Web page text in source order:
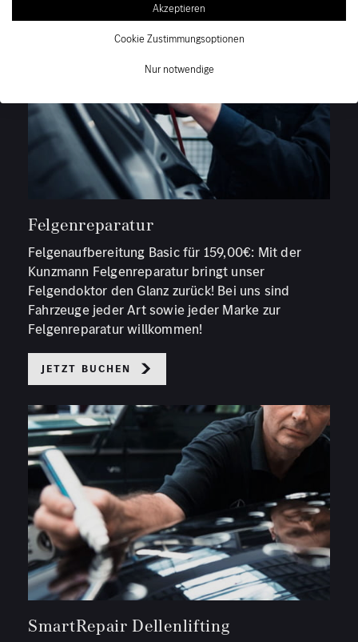
Felgenreparatur
Felgenaufbereitung Basic für 159,00€: Mit der
Kunzmann Felgenreparatur bringt unser
Felgendoktor den Glanz zurück! Bei uns sind
Fahrzeuge jeder Art sowie jeder Marke zur
Felgenreparatur willkommen!
Jetzt buchen
SmartRepair Dellenlifting
Akzeptieren
Cookie Zustimmungsoptionen
Nur notwendige